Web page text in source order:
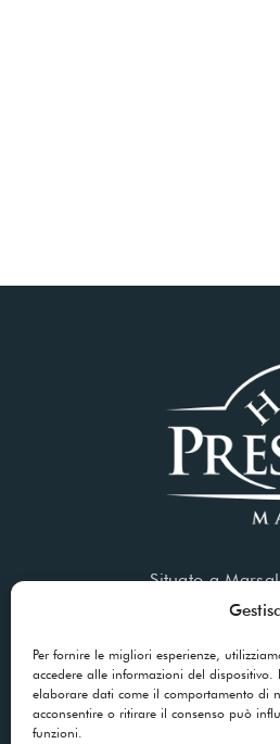
Per fornire le migliori esperienze,
accedere alle informazioni del
elaborare dati come il comportamento di
acconsentire o ritirare il consenso può
funzioni.
Situato a
servizi di alta